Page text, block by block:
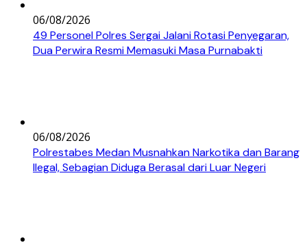
06/08/2026
49 Personel Polres Sergai Jalani Rotasi Penyegaran,
Dua Perwira Resmi Memasuki Masa Purnabakti
06/08/2026
Polrestabes Medan Musnahkan Narkotika dan Barang
Ilegal, Sebagian Diduga Berasal dari Luar Negeri